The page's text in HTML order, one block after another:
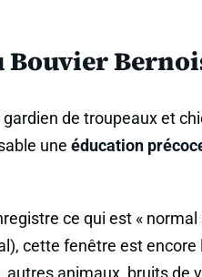
Bouvier
de troupeaux et
une éducation
ce qui est «
cette fenêtre est
animaux, bruits de